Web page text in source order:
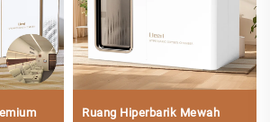
Ruang Hiperbarik Mewah